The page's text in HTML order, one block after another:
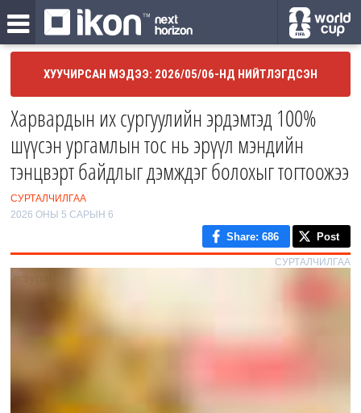
ХУУЧИРСАН МЭДЭЭ: 2026/05/06-НД НИЙТЛЭГДСЭН
Харвардын их сургуулийн эрдэмтэд 100%
шүүсэн ургамлын тос нь эрүүл мэндийн
тэнцвэрт байдлыг дэмждэг болохыг тогтоожээ
СУРТАЛЧИЛГАА
2026 ОНЫ 5 САРЫН 6
Share: 686 Post
СУРТАЛЧИЛГАА